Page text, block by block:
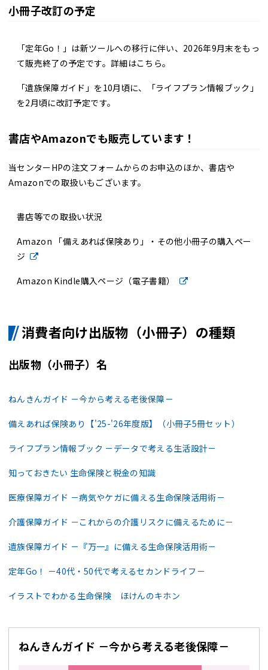
小冊子改訂の予定
「定年Go！」 は新ツールへの移行に伴い、2026年9月末をもっ
て販売終了の予定です。詳細はこちら。
「遺族保障ガイド」 を10月頃に、「ライフプラン情報ブック 」
を2月頃に改訂予定です。
書店やAmazonでも販売しています！
当センターHPの注文フォームからのお申込のほか、書店や
Amazonでの取扱いもございます。
書店等での取扱い状況
Amazon 「備えあれば保険あり」・その他小冊子の購入ペー
ジ
Amazon Kindle購入ページ（電子書籍）
消費者向け出版物（小冊子）の種類
出版物（小冊子）名
ねんきんガイド －今から考える老後保障－
備えあれば保険あり【'25-'26年度版】（小冊子5冊セット）
ライフプラン情報ブック －データで考える生活設計－
知っておきたい 生命保険と税金の知識
医療保障ガイド －病気やケガに備える生命保険活用術－
介護保障ガイド －これからの介護リスクに備えるために－
遺族保障ガイド －『万一』に備える生命保険活用術－
定年Go！ －40代・50代で考えるセカンドライフ－
イラストでわかる生命保険 ほけんのキホン
ねんきんガイド －今から考える老後保障－